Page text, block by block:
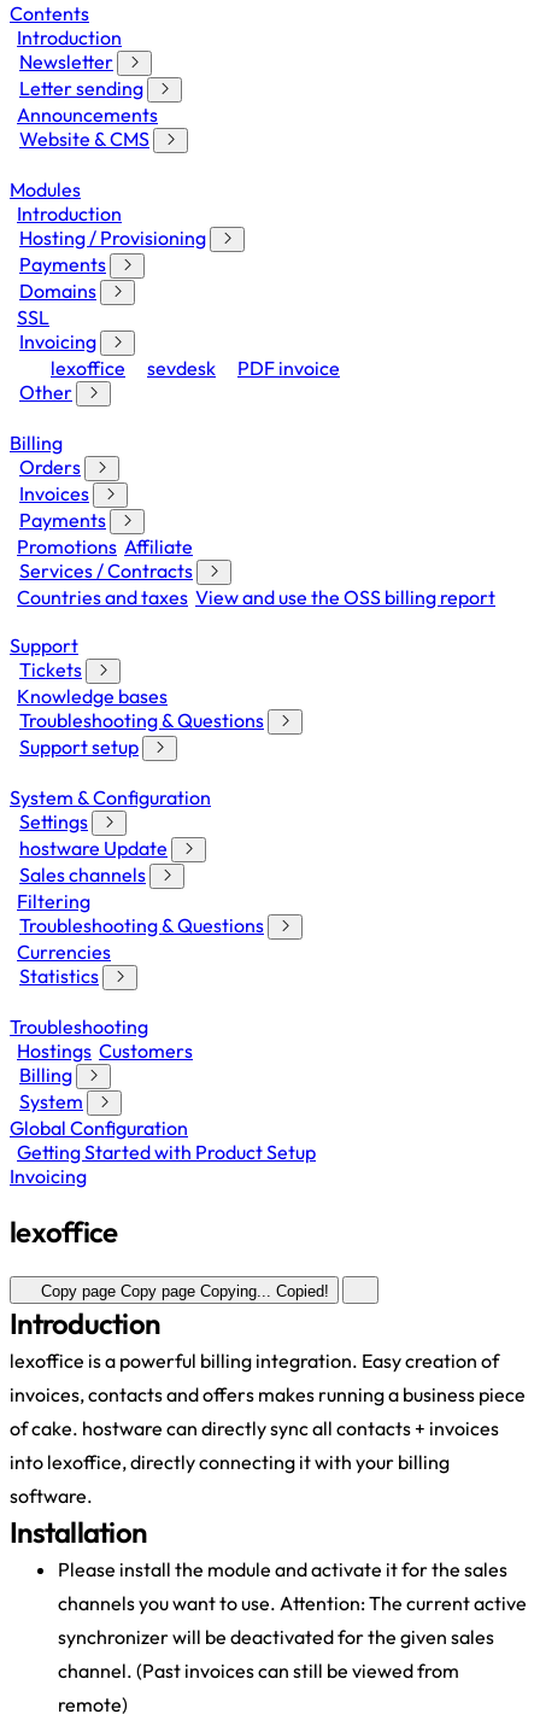
Contents
Introduction
Newsletter
Letter sending
Announcements
Website & CMS
Modules
Introduction
Hosting / Provisioning
Payments
Domains
SSL
Invoicing
lexoffice
sevdesk
PDF invoice
Other
Billing
Orders
Invoices
Payments
Promotions Affiliate
Services / Contracts
Countries and taxes View and use the OSS billing report
Support
Tickets
Knowledge bases
Troubleshooting & Questions
Support setup
System & Configuration
Settings
hostware Update
Sales channels
Filtering
Troubleshooting & Questions
Currencies
Statistics
Troubleshooting
Hostings Customers
Billing
System
Global Configuration
Getting Started with Product Setup
Invoicing
lexoffice
Copy page Copy page Copying... Copied!
Introduction
lexoffice is a powerful billing integration. Easy creation of
invoices, contacts and offers makes running a business piece
of cake. hostware can directly sync all contacts + invoices
into lexoffice, directly connecting it with your billing
software.
Installation
Please install the module and activate it for the sales
channels you want to use. Attention: The current active
synchronizer will be deactivated for the given sales
channel. (Past invoices can still be viewed from
remote)